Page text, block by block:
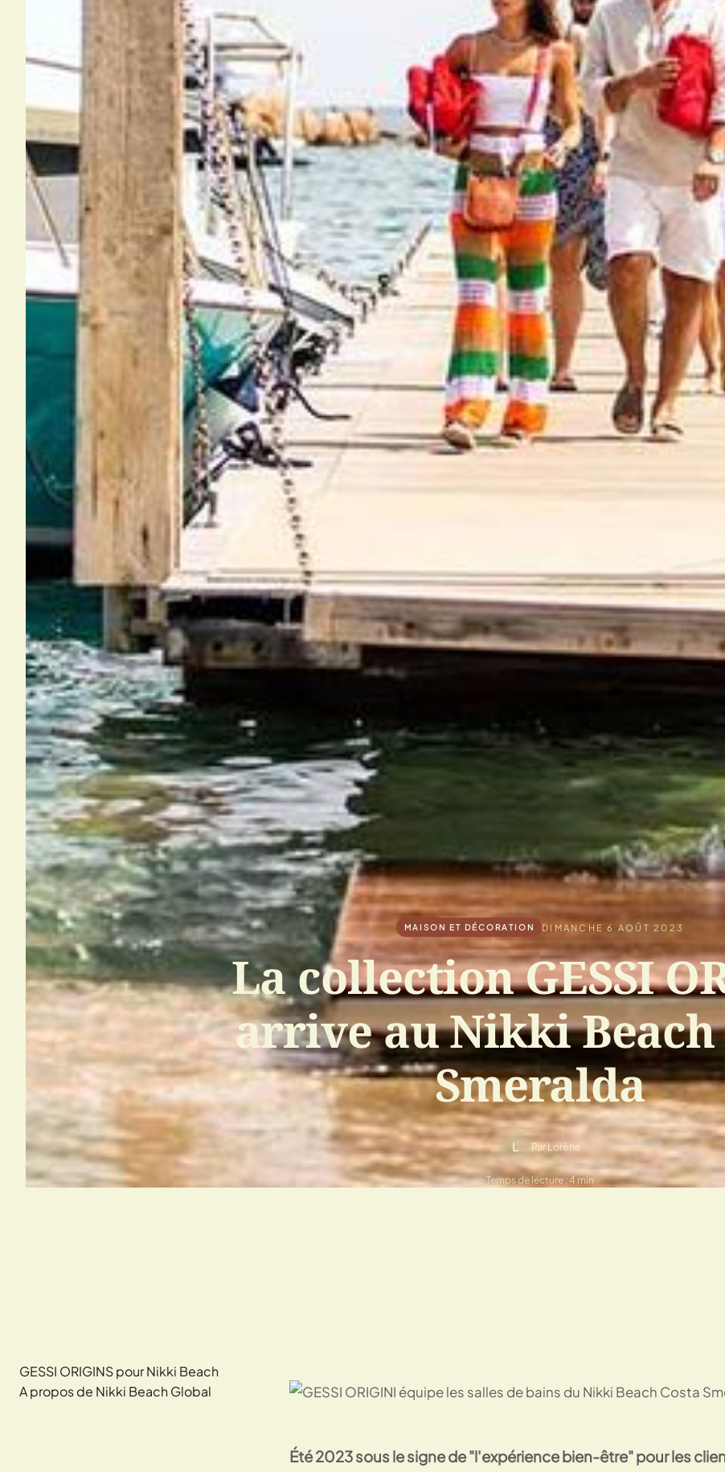
MAISON ET DÉCORATION DIMANCHE 6 AOÛT 2023
La collection GESSI
arrive au Nikki Beach
Smeralda
L Par Lorène
Temps de lecture : 4 min
GESSI ORIGINS pour Nikki Beach
A propos de Nikki Beach Global
Été 2023 sous le signe de "l'expérience bien-être" pour les